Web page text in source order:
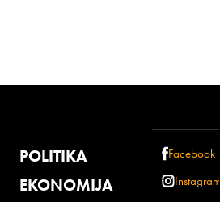
POLITIKA
EKONOMIJA
Facebook
Instagram